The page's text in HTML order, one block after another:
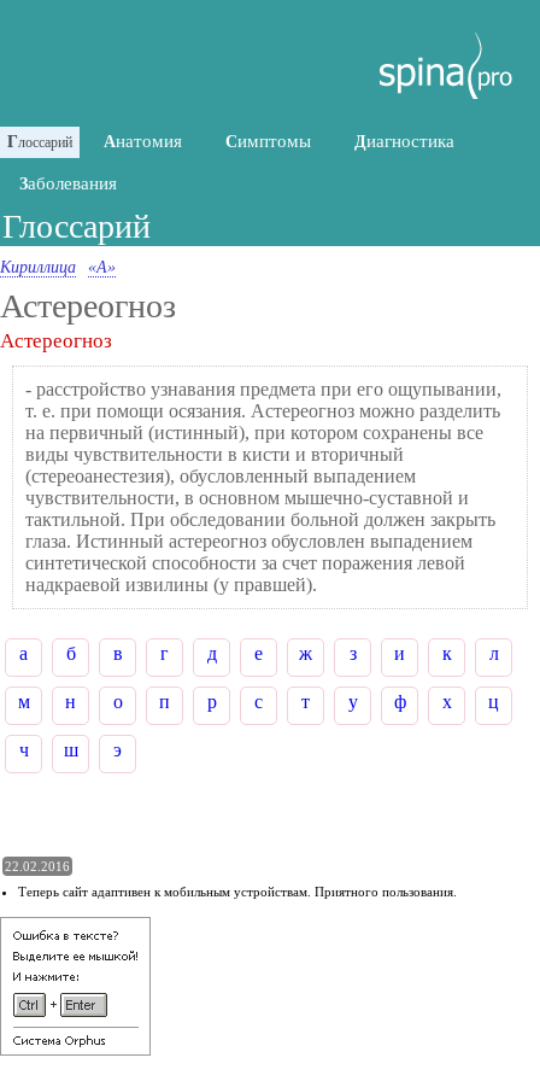
Глоссарий Анатомия Симптомы Диагностика
Заболевания
Глоссарий
Кириллица «А»
Астереогноз
Астереогноз
- расстройство узнавания предмета при его ощупывании,
т. е. при помощи осязания. Астереогноз можно разделить
на первичный (истинный), при котором сохранены все
виды чувствительности в кисти и вторичный
(стереоанестезия), обусловленный выпадением
чувствительности, в основном мышечно-суставной и
тактильной. При обследовании больной должен закрыть
глаза. Истинный астереогноз обусловлен выпадением
синтетической способности за счет поражения левой
надкраевой извилины (у правшей).
а б в г д е ж з и к л
м н о п р с т у ф х ц
ч ш э
22.02.2016
Теперь сайт адаптивен к мобильным устройствам. Приятного пользования.